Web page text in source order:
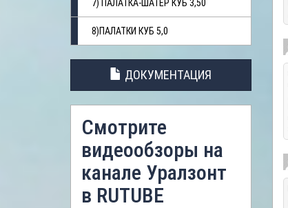
7) ПАЛАТКА-ШАТЕР КУБ 3,50
8)ПАЛАТКИ КУБ 5,0
ДОКУМЕНТАЦИЯ
Смотрите
видеообзоры на
канале Уралзонт
в RUTUBE